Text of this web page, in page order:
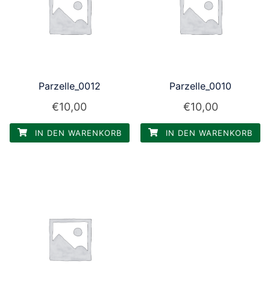
Parzelle_0012
€10,00
IN DEN WARENKORB
Parzelle_0010
€10,00
IN DEN WARENKORB